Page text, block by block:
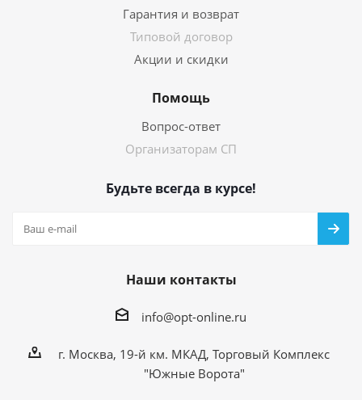
Гарантия и возврат
Типовой договор
Акции и скидки
Помощь
Вопрос-ответ
Организаторам СП
Будьте всегда в курсе!
Наши контакты
info@opt-online.ru
г. Москва, 19-й км. МКАД, Торговый Комплекс
"Южные Ворота"